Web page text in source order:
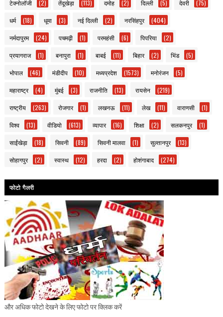
टेक्नोलॉजी (2) तेंदूखेड़ा (113) दमोह (2) दिल्ली (5) देवरी (75)
धर्म (18) धूमा (3) नई दिल्ली (2) नरसिंहपुर (404)
नर्मदापुरम (24) पचमढ़ी (1) परमहंसी (6) पिपरिया (2)
प्रयागराज (1) बनापुरा (1) बाबई (11) बिहार (2) भिंड (5)
भोपाल (46) मंडीदीप (10) मध्यप्रदेश (1573) मनोरंजन (5)
महाराष्ट्र (4) मुंबई (3) राजनीति (13) रायसेन (219)
राष्ट्रीय (263) रोजगार (1) लखनऊ (11) लेख (11) वाराणसी (1)
विश्व (13) वीडियो (613) व्यापार (16) शिक्षा (2) सलकनपुर (1)
साईंखेड़ा (18) सिवनी (89) सिवनी मालवा (1) सुल्तानपुर (13)
सोहागपुर (2) स्वास्थ (12) हरदा (2) होशंगाबाद (274)
फोटो गैलरी
और अधिक फोटो देखने के लिए फोटो पर क्लिक करें